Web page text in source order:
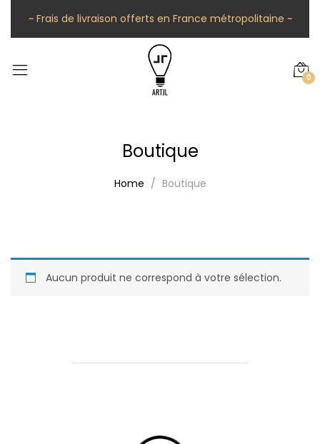
~ Frais de livraison offerts en France métropolitaine ~
0
Boutique
Home Boutique
Aucun produit ne correspond à votre sélection.